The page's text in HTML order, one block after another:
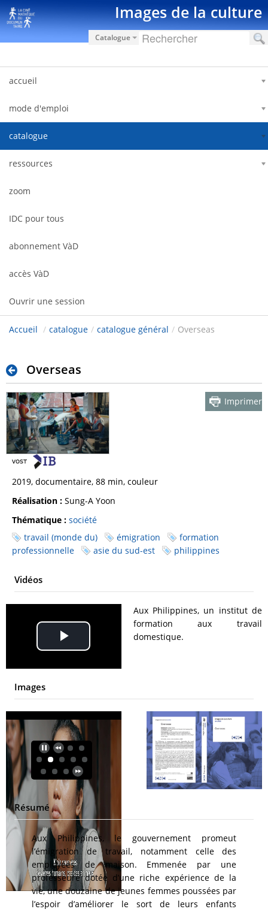
Saut au contenu Images de la culture
Catalogue
accueil
mode d'emploi
catalogue
ressources
zoom
IDC pour tous
abonnement VàD
accès VàD
Ouvrir une session
Accueil / catalogue / catalogue général / Overseas
Overseas
Imprimer
2019, documentaire, 88 min, couleur
Réalisation : Sung-A Yoon
Thématique : société
travail (monde du)
émigration
formation
professionnelle
asie du sud-est philippines
Vidéos
Play
Video
Aux Philippines, un institut de
formation aux travail
domestique.
Images
Résumé
Aux Philippines, le gouvernement promeut
l’émigration de travail, notamment celle des
employées de maison. Emmenée par une
professeure dotée d’une riche expérience de la
vie, une douzaine de jeunes femmes poussées par
l’espoir d’améliorer le sort de leurs enfants